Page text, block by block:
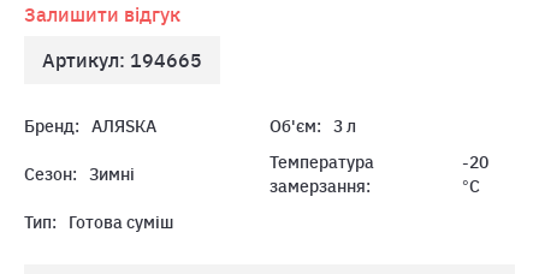
Залишити відгук
Артикул: 194665
Бренд: АЛЯSКА Об'єм: 3 л
Сезон: Зимні
Температура
замерзання:
-20
°С
Тип:
Готова суміш